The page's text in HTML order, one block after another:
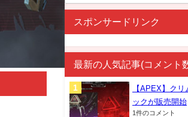
スポンサードリンク
最新の人気記事(コメント
【APEX】ク
ックが販売開始
1件のコメント